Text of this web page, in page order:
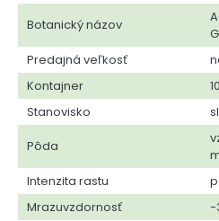
Botanický názov
Predajná veľkosť
Kontajner
Stanovisko
Pôda
Intenzita rastu
Mrazuvzdornosť
-